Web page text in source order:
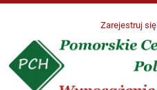
Zarejestruj się